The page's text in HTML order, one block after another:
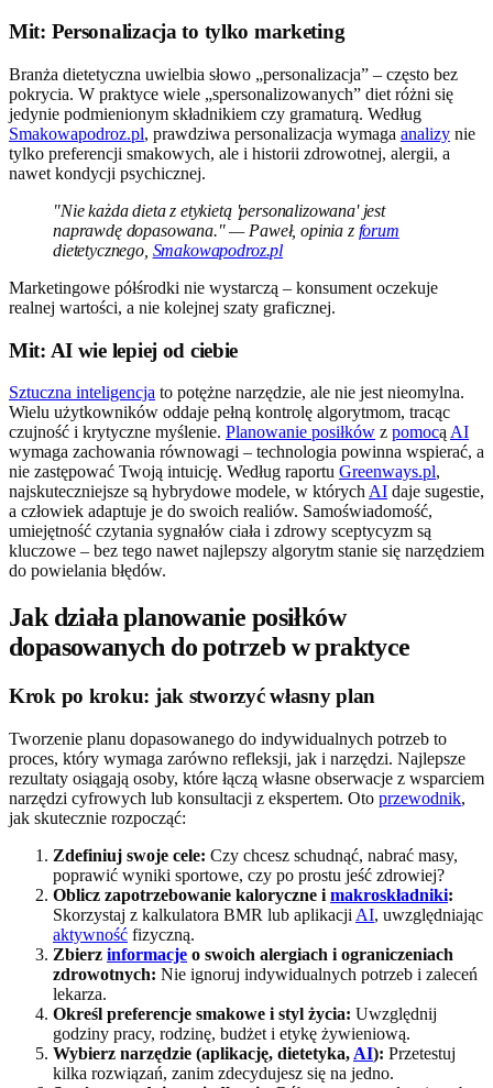
Mit: Personalizacja to tylko marketing
Branża dietetyczna uwielbia słowo „personalizacja” – często bez
pokrycia. W praktyce wiele „spersonalizowanych” diet różni się
jedynie podmienionym składnikiem czy gramaturą. Według
Smakowapodroz.pl, prawdziwa personalizacja wymaga analizy nie
tylko preferencji smakowych, ale i historii zdrowotnej, alergii, a
nawet kondycji psychicznej.
"Nie każda dieta z etykietą 'personalizowana' jest
naprawdę dopasowana." — Paweł, opinia z forum
dietetycznego, Smakowapodroz.pl
Marketingowe półśrodki nie wystarczą – konsument oczekuje
realnej wartości, a nie kolejnej szaty graficznej.
Mit: AI wie lepiej od ciebie
Sztuczna inteligencja to potężne narzędzie, ale nie jest nieomylna.
Wielu użytkowników oddaje pełną kontrolę algorytmom, tracąc
czujność i krytyczne myślenie. Planowanie posiłków z pomocą AI
wymaga zachowania równowagi – technologia powinna wspierać, a
nie zastępować Twoją intuicję. Według raportu Greenways.pl,
najskuteczniejsze są hybrydowe modele, w których AI daje sugestie,
a człowiek adaptuje je do swoich realiów. Samoświadomość,
umiejętność czytania sygnałów ciała i zdrowy sceptycyzm są
kluczowe – bez tego nawet najlepszy algorytm stanie się narzędziem
do powielania błędów.
Jak działa planowanie posiłków
dopasowanych do potrzeb w praktyce
Krok po kroku: jak stworzyć własny plan
Tworzenie planu dopasowanego do indywidualnych potrzeb to
proces, który wymaga zarówno refleksji, jak i narzędzi. Najlepsze
rezultaty osiągają osoby, które łączą własne obserwacje z wsparciem
narzędzi cyfrowych lub konsultacji z ekspertem. Oto przewodnik,
jak skutecznie rozpocząć:
Zdefiniuj swoje cele: Czy chcesz schudnąć, nabrać masy,
poprawić wyniki sportowe, czy po prostu jeść zdrowiej?
Oblicz zapotrzebowanie kaloryczne i makroskładniki:
Skorzystaj z kalkulatora BMR lub aplikacji AI, uwzględniając
aktywność fizyczną.
Zbierz informacje o swoich alergiach i ograniczeniach
zdrowotnych: Nie ignoruj indywidualnych potrzeb i zaleceń
lekarza.
Określ preferencje smakowe i styl życia: Uwzględnij
godziny pracy, rodzinę, budżet i etykę żywieniową.
Wybierz narzędzie (aplikację, dietetyka, AI): Przetestuj
kilka rozwiązań, zanim zdecydujesz się na jedno.